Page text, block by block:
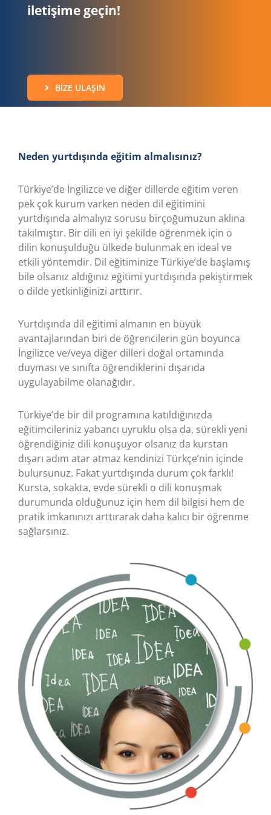
iletişime geçin!
BIZE ULAŞIN
Neden yurtdışında eğitim almalısınız?
Türkiye’de İngilizce ve diğer dillerde eğitim veren
pek çok kurum varken neden dil eğitimini
yurtdışında almalıyız sorusu birçoğumuzun aklına
takılmıştır. Bir dili en iyi şekilde öğrenmek için o
dilin konuşulduğu ülkede bulunmak en ideal ve
etkili yöntemdir. Dil eğitiminize Türkiye’de başlamış
bile olsanız aldığınız eğitimi yurtdışında pekiştirmek
o dilde yetkinliğinizi arttırır.
Yurtdışında dil eğitimi almanın en büyük
avantajlarından biri de öğrencilerin gün boyunca
İngilizce ve/veya diğer dilleri doğal ortamında
duyması ve sınıfta öğrendiklerini dışarıda
uygulayabilme olanağıdır.
Türkiye’de bir dil programına katıldığınızda
eğitimcileriniz yabancı uyruklu olsa da, sürekli yeni
öğrendiğiniz dili konuşuyor olsanız da kurstan
dışarı adım atar atmaz kendinizi Türkçe’nin içinde
bulursunuz. Fakat yurtdışında durum çok farklı!
Kursta, sokakta, evde sürekli o dili konuşmak
durumunda olduğunuz için hem dil bilgisi hem de
pratik imkanınızı arttırarak daha kalıcı bir öğrenme
sağlarsınız.